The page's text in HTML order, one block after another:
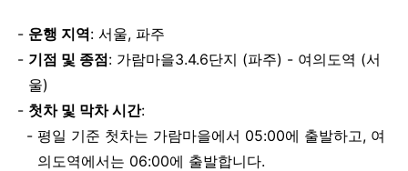
운행 지역: 서울, 파주
기점 및 종점: 가람마을3.4.6단지 (파주) - 여의도역 (서
울)
첫차 및 막차 시간:
평일 기준 첫차는 가람마을에서 05:00에 출발하고, 여
의도역에서는 06:00에 출발합니다.